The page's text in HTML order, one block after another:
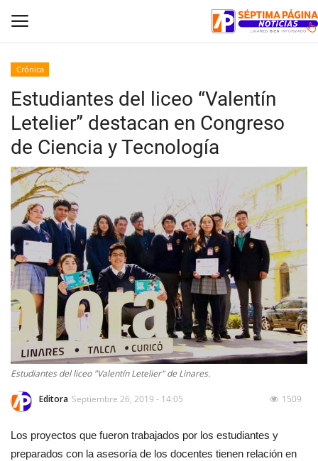
Inicio
Crónica
Policial
Tribunales
Deporte
Política
Espectáculos
Crónica
Estudiantes del liceo “Valentín
Letelier” destacan en Congreso
de Ciencia y Tecnología
Estudiantes del liceo "Valentín Letelier" de Linares.
Editora Septiembre 26, 2019 - 14:05 1509
Los proyectos que fueron trabajados por los estudiantes y
preparados con la asesoría de los docentes tienen relación en